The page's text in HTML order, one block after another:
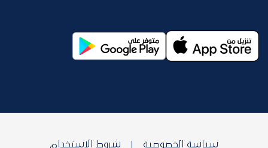
سياسة الخصوصية شروط الاستخدام